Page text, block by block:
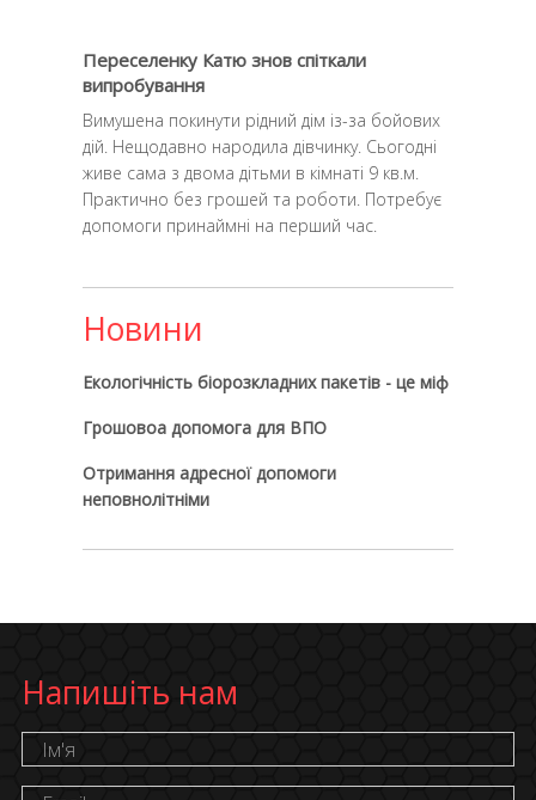
Переселенку Катю знов спіткали
випробування
Вимушена покинути рідний дім із-за бойових
дій. Нещодавно народила дівчинку. Сьогодні
живе сама з двома дітьми в кімнаті 9 кв.м.
Практично без грошей та роботи. Потребує
допомоги принаймні на перший час.
Новини
Екологічність біорозкладних пакетів - це міф
Грошовоа допомога для ВПО
Отримання адресної допомоги
неповнолітніми
Напишіть нам